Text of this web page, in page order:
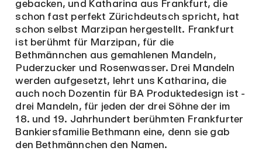
gebacken, und Katharina aus Frankfurt, die
schon fast perfekt Zürichdeutsch spricht, hat
schon selbst Marzipan hergestellt. Frankfurt
ist berühmt für Marzipan, für die
Bethmännchen aus gemahlenen Mandeln,
Puderzucker und Rosenwasser. Drei Mandeln
werden aufgesetzt, lehrt uns Katharina, die
auch noch Dozentin für BA Produktedesign ist -
drei Mandeln, für jeden der drei Söhne der im
18. und 19. Jahrhundert berühmten Frankfurter
Bankiersfamilie Bethmann eine, denn sie gab
den Bethmännchen den Namen.